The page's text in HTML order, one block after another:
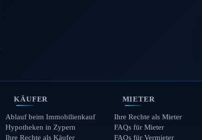
KÄUFER
Ablauf beim Immobilienkauf
Hypotheken in Zypern
Ihre Rechte als Käufer
MIETER
Ihre Rechte als Mieter
FAQs für Mieter
FAQs für Vermieter